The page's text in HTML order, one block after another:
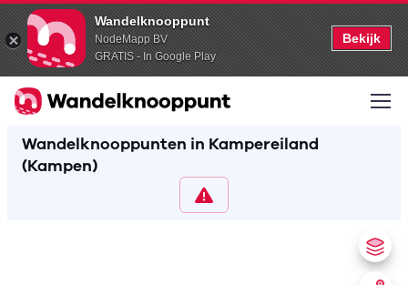
Wandelknooppunt
NodeMapp BV
GRATIS - In Google Play
Bekijk
Wandelknooppunten in Kampereiland
(Kampen)